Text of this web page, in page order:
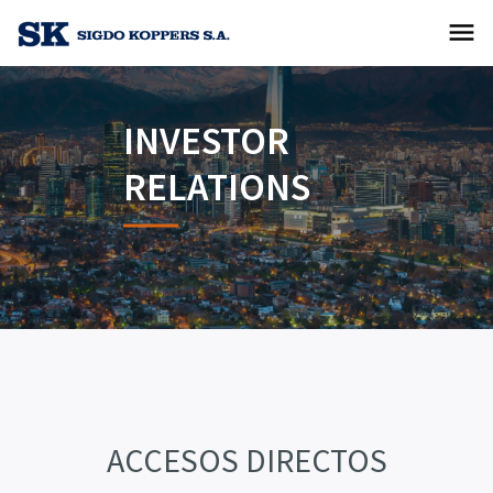
menu
INVESTOR
RELATIONS
ACCESOS DIRECTOS